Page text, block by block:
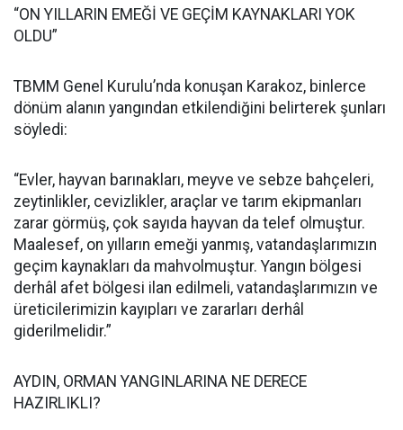
“ON YILLARIN EMEĞİ VE GEÇİM KAYNAKLARI YOK
OLDU”
TBMM Genel Kurulu’nda konuşan Karakoz, binlerce
dönüm alanın yangından etkilendiğini belirterek şunları
söyledi:
“Evler, hayvan barınakları, meyve ve sebze bahçeleri,
zeytinlikler, cevizlikler, araçlar ve tarım ekipmanları
zarar görmüş, çok sayıda hayvan da telef olmuştur.
Maalesef, on yılların emeği yanmış, vatandaşlarımızın
geçim kaynakları da mahvolmuştur. Yangın bölgesi
derhâl afet bölgesi ilan edilmeli, vatandaşlarımızın ve
üreticilerimizin kayıpları ve zararları derhâl
giderilmelidir.”
AYDIN, ORMAN YANGINLARINA NE DERECE
HAZIRLIKLI?